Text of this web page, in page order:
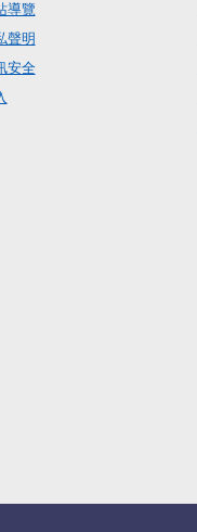
導覽
聲明
安全